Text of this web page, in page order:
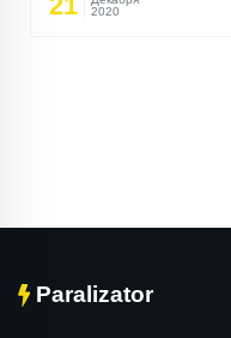
2020
Paralizator